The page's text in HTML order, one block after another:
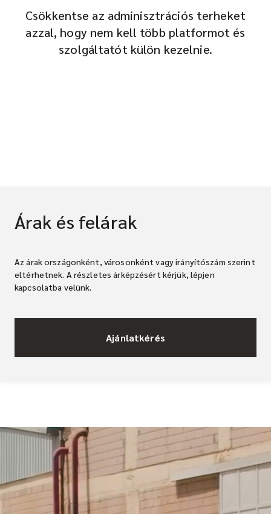
Csökkentse az adminisztrációs terheket
azzal, hogy nem kell több platformot és
szolgáltatót külön kezelnie.
Árak és felárak
Az árak országonként, városonként vagy irányítószám szerint
eltérhetnek. A részletes árképzésért kérjük, lépjen
kapcsolatba velünk.
Ajánlatkérés